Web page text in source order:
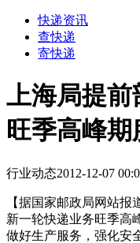
快递资讯
查快递
寄快递
上海局提前
旺季高峰
行业动态2012-12-07
【据国家邮政局网站报
新一轮快递业务旺季高
做好生产服务，强化安